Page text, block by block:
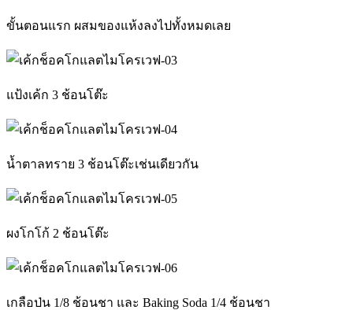
ขั้นตอนแรก ผสมของแห้งลงไปทั้งหมดเลย
แป้งเค้ก 3 ช้อนโต๊ะ
น้ำตาลทราย 3 ช้อนโต๊ะเช่นเดียวกัน
ผงโกโก้ 2 ช้อนโต๊ะ
เกลือป่น 1/8 ช้อนชา และ Baking Soda 1/4 ช้อนชา